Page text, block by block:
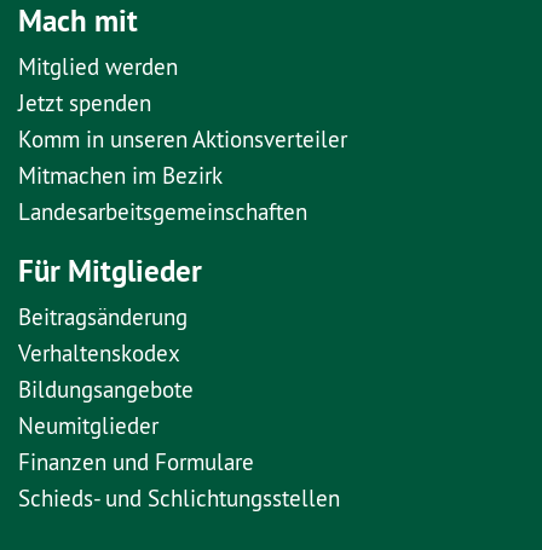
Mach mit
Mitglied werden
Jetzt spenden
Komm in unseren Aktionsverteiler
Mitmachen im Bezirk
Landesarbeitsgemeinschaften
Für Mitglieder
Beitragsänderung
Verhaltenskodex
Bildungsangebote
Neumitglieder
Finanzen und Formulare
Schieds- und Schlichtungsstellen